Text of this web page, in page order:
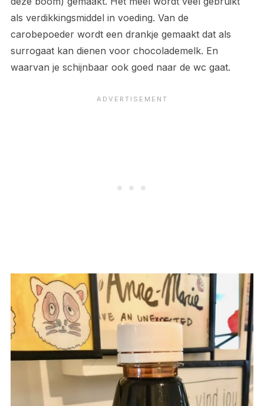
als verdikkingsmiddel in voeding. Van de
carobepoeder wordt een drankje gemaakt dat als
surrogaat kan dienen voor chocolademelk. En
waarvan je schijnbaar ook goed naar de wc gaat.